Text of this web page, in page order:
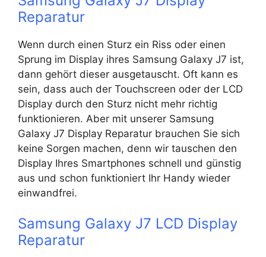
Reparatur
Wenn durch einen Sturz ein Riss oder einen
Sprung im Display ihres Samsung Galaxy J7 ist,
dann gehört dieser ausgetauscht. Oft kann es
sein, dass auch der Touchscreen oder der LCD
Display durch den Sturz nicht mehr richtig
funktionieren. Aber mit unserer Samsung
Galaxy J7 Display Reparatur brauchen Sie sich
keine Sorgen machen, denn wir tauschen den
Display Ihres Smartphones schnell und günstig
aus und schon funktioniert Ihr Handy wieder
einwandfrei.
Samsung Galaxy J7 LCD Display
Reparatur